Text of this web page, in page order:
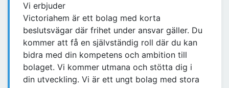
Vi erbjuder
Victoriahem är ett bolag med korta
beslutsvägar där frihet under ansvar gäller. Du
kommer att få en självständig roll där du kan
bidra med din kompetens och ambition till
bolaget. Vi kommer utmana och stötta dig i
din utveckling. Vi är ett ungt bolag med stora